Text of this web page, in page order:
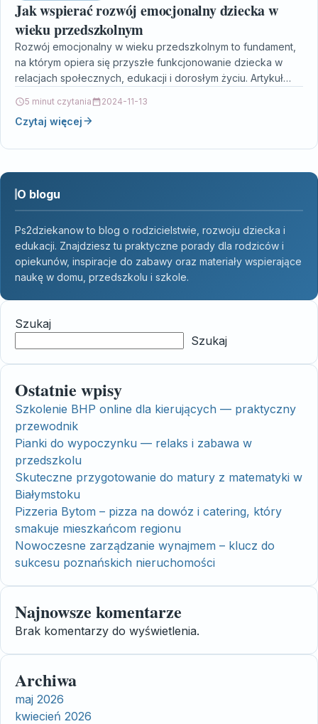
Jak wspierać rozwój emocjonalny dziecka w
wieku przedszkolnym
Rozwój emocjonalny w wieku przedszkolnym to fundament,
na którym opiera się przyszłe funkcjonowanie dziecka w
relacjach społecznych, edukacji i dorosłym życiu. Artykuł
5 minut czytania 2024-11-13
Czytaj więcej
O blogu
Ps2dziekanow to blog o rodzicielstwie, rozwoju dziecka i
edukacji. Znajdziesz tu praktyczne porady dla rodziców i
opiekunów, inspiracje do zabawy oraz materiały wspierające
naukę w domu, przedszkolu i szkole.
Szukaj
Szukaj
Ostatnie wpisy
Szkolenie BHP online dla kierujących — praktyczny
przewodnik
Pianki do wypoczynku — relaks i zabawa w
przedszkolu
Skuteczne przygotowanie do matury z matematyki w
Białymstoku
Pizzeria Bytom – pizza na dowóz i catering, który
smakuje mieszkańcom regionu
Nowoczesne zarządzanie wynajmem – klucz do
sukcesu poznańskich nieruchomości
Najnowsze komentarze
Brak komentarzy do wyświetlenia.
Archiwa
maj 2026
kwiecień 2026